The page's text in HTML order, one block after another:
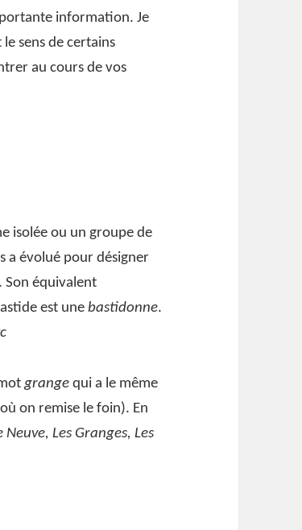
information. Je
sens de certains
au cours de vos
isolée ou un groupe de
a évolué pour désigner
Son équivalent
est unebastidonne.
grange qui a le même
on remise le foin). En
Neuve, Les Granges, Les